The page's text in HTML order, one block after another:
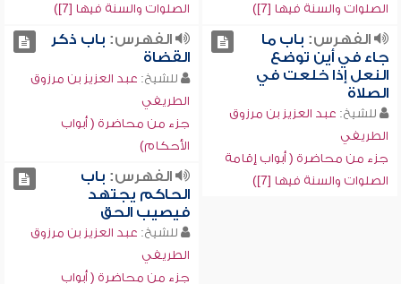
الصلوات والسنة فيها [7])
الصلوات والسنة فيها [7])
الفهرس: باب ما
جاء في أين توضع
النعل إذا خلعت في
الصلاة
للشيخ: عبد العزيز بن مرزوق
الطريفي
جزء من محاضرة ( أبواب إقامة
الصلوات والسنة فيها [7])
الفهرس: باب ذكر
القضاة
للشيخ: عبد العزيز بن مرزوق
الطريفي
جزء من محاضرة ( أبواب
الأحكام)
الفهرس: باب
الحاكم يجتهد
فيصيب الحق
للشيخ: عبد العزيز بن مرزوق
الطريفي
جزء من محاضرة ( أبواب